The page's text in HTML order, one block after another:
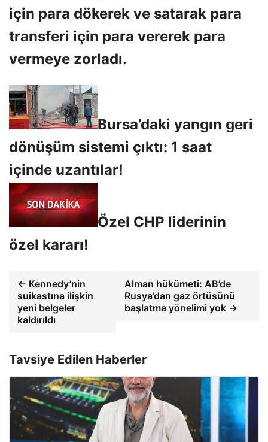
için para dökerek ve satarak para
transferi için para vererek para
vermeye zorladı.
Bursa’daki yangın geri
dönüşüm sistemi çıktı: 1 saat
içinde uzantılar!
Özel CHP liderinin
özel kararı!
← Kennedy’nin
suikastına ilişkin
yeni belgeler
kaldırıldı
Alman hükümeti: AB’de
Rusya’dan gaz örtüsünü
başlatma yönelimi yok →
Tavsiye Edilen Haberler